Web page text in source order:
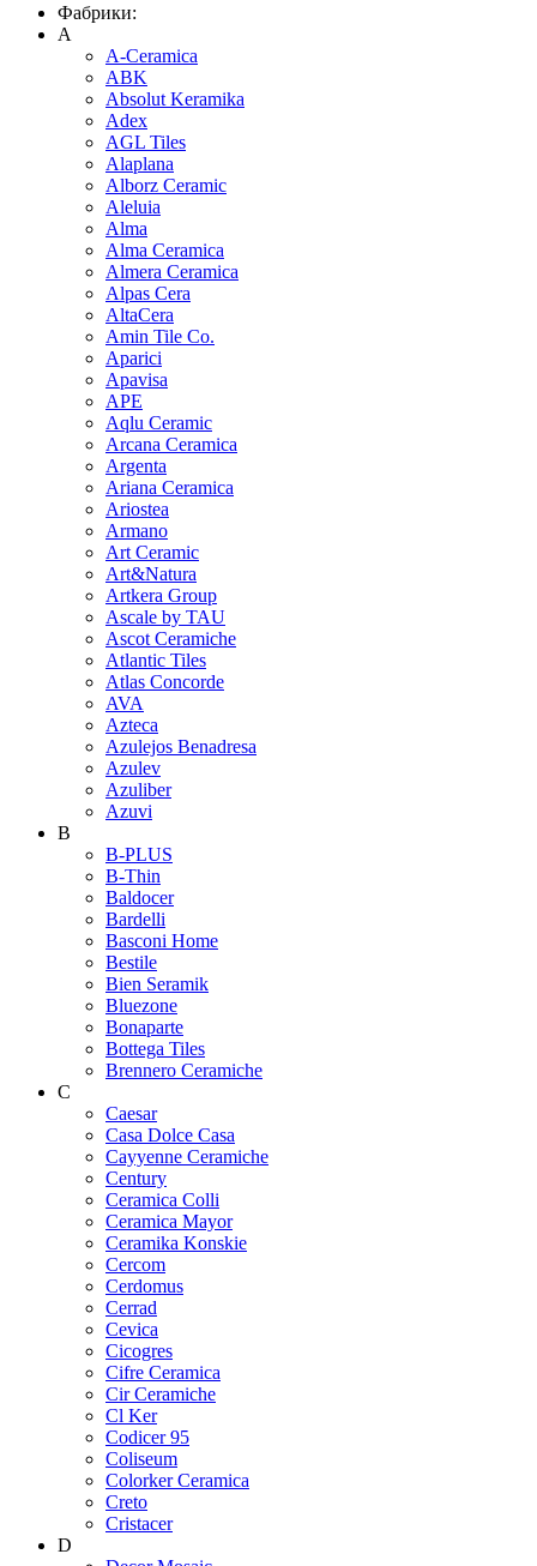
Фабрики:
A
A-Ceramica
ABK
Absolut Keramika
Adex
AGL Tiles
Alaplana
Alborz Ceramic
Aleluia
Alma
Alma Ceramica
Almera Ceramica
Alpas Cera
AltaCera
Amin Tile Co.
Aparici
Apavisa
APE
Aqlu Ceramic
Arcana Ceramica
Argenta
Ariana Ceramica
Ariostea
Armano
Art Ceramic
Art&Natura
Artkera Group
Ascale by TAU
Ascot Ceramiche
Atlantic Tiles
Atlas Concorde
AVA
Azteca
Azulejos Benadresa
Azulev
Azuliber
Azuvi
B
B-PLUS
B-Thin
Baldocer
Bardelli
Basconi Home
Bestile
Bien Seramik
Bluezone
Bonaparte
Bottega Tiles
Brennero Ceramiche
C
Caesar
Casa Dolce Casa
Cayyenne Ceramiche
Century
Ceramica Colli
Ceramica Mayor
Ceramika Konskie
Cercom
Cerdomus
Cerrad
Cevica
Cicogres
Cifre Ceramica
Cir Ceramiche
Cl Ker
Codicer 95
Coliseum
Colorker Ceramica
Creto
Cristacer
D